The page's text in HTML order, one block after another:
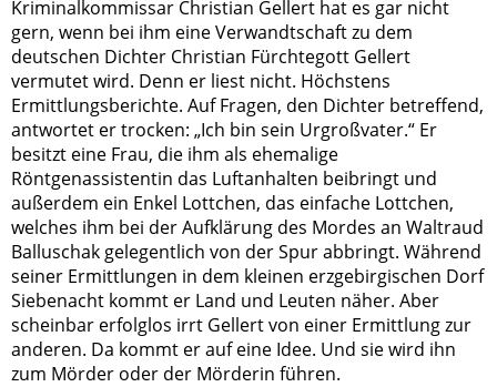
Kriminalkommissar Christian Gellert hat es gar nicht
gern, wenn bei ihm eine Verwandtschaft zu dem
deutschen Dichter Christian Fürchtegott Gellert
vermutet wird. Denn er liest nicht. Höchstens
Ermittlungsberichte. Auf Fragen, den Dichter betreffend,
antwortet er trocken: „Ich bin sein Urgroßvater.“ Er
besitzt eine Frau, die ihm als ehemalige
Röntgenassistentin das Luftanhalten beibringt und
außerdem ein Enkel Lottchen, das einfache Lottchen,
welches ihm bei der Aufklärung des Mordes an Waltraud
Balluschak gelegentlich von der Spur abbringt. Während
seiner Ermittlungen in dem kleinen erzgebirgischen Dorf
Siebenacht kommt er Land und Leuten näher. Aber
scheinbar erfolglos irrt Gellert von einer Ermittlung zur
anderen. Da kommt er auf eine Idee. Und sie wird ihn
zum Mörder oder der Mörderin führen.